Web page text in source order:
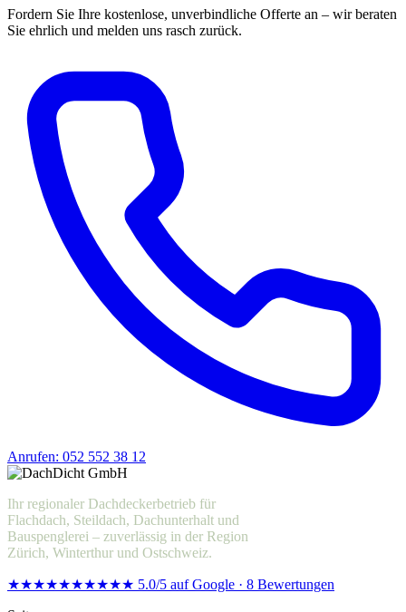
Fordern Sie Ihre kostenlose, unverbindliche Offerte an – wir beraten
Sie ehrlich und melden uns rasch zurück.
Anrufen: 052 552 38 12
Ihr regionaler Dachdeckerbetrieb für
Flachdach, Steildach, Dachunterhalt und
Bauspenglerei – zuverlässig in der Region
Zürich, Winterthur und Ostschweiz.
★★★★★★★★★★ 5.0/5 auf Google · 8 Bewertungen